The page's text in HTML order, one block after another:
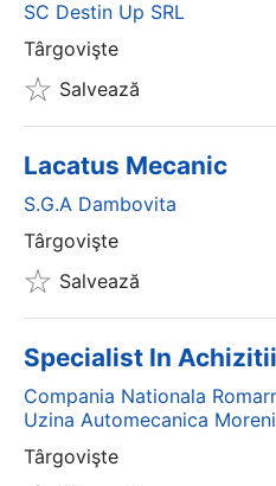
SC Destin Up SRL
Târgovişte
Salvează
Lacatus Mecanic
S.g.a Dambovita
Târgovişte
Salvează
Specialist In Achizitii
Compania Nationala
Uzina Automecanica
Târgovişte